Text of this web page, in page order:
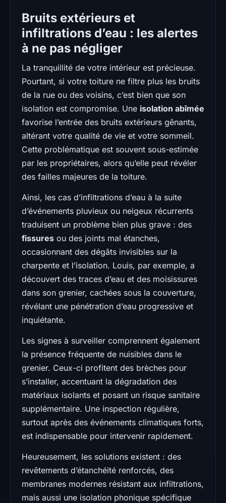
Bruits extérieurs et
infiltrations d’eau : les alertes
à ne pas négliger
La tranquillité de votre intérieur est précieuse.
Pourtant, si votre toiture ne filtre plus les bruits
de la rue ou des voisins, c’est bien que son
isolation est compromise. Une isolation abîmée
favorise l’entrée des bruits extérieurs gênants,
altérant votre qualité de vie et votre sommeil.
Cette problématique est souvent sous-estimée
par les propriétaires, alors qu’elle peut révéler
des failles majeures de la toiture.
Ainsi, les cas d’infiltrations d’eau à la suite
d’événements pluvieux ou neigeux récurrents
traduisent un problème bien plus grave : des
fissures ou des joints mal étanches,
occasionnant des dégâts invisibles sur la
charpente et l’isolation. Louis, par exemple, a
découvert des traces d’eau et des moisissures
dans son grenier, cachées sous la couverture,
révélant une pénétration d’eau progressive et
inquiétante.
Les signes à surveiller comprennent également
la présence fréquente de nuisibles dans le
grenier. Ceux-ci profitent des brèches pour
s’installer, accentuant la dégradation des
matériaux isolants et posant un risque sanitaire
supplémentaire. Une inspection régulière,
surtout après des événements climatiques forts,
est indispensable pour intervenir rapidement.
Heureusement, les solutions existent : des
revêtements d’étanchéité renforcés, des
membranes modernes résistant aux infiltrations,
mais aussi une isolation phonique spécifique